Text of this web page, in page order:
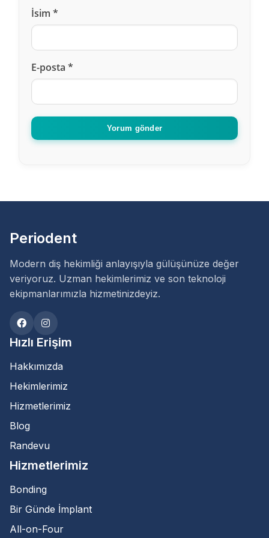
Diş beyazlatma fiyatları nelerdir ?
Cevapla
dedi ki :
İsim *
E-posta *
Yorum gönder
Periodent
Modern diş hekimliği anlayışıyla gülüşünüze değer
veriyoruz. Uzman hekimlerimiz ve son teknoloji
ekipmanlarımızla hizmetinizdeyiz.
Hızlı Erişim
Hakkımızda
Hekimlerimiz
Hizmetlerimiz
Blog
Randevu
Hizmetlerimiz
Bonding
Bir Günde İmplant
All-on-Four